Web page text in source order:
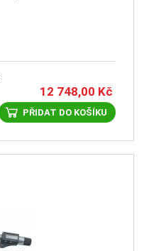
12 748,00 Kč
PŘIDAT DO KOŠÍKU